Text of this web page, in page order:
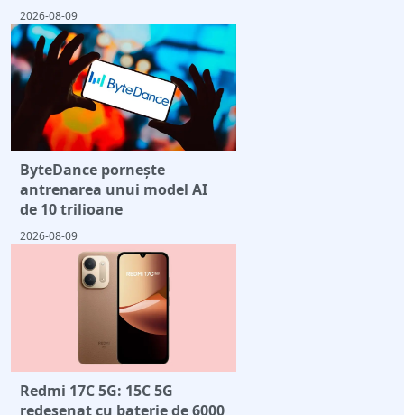
2026-08-09
ByteDance pornește
antrenarea unui model AI
de 10 trilioane
2026-08-09
Redmi 17C 5G: 15C 5G
redesenat cu baterie de 6000